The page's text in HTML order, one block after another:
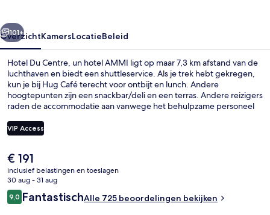
Volgende
101+
OverzichtKamersLocatieBeleid
Hotel Du Centre, un hotel AMMI ligt op maar 7,3 km afstand van de
luchthaven en biedt een shuttleservice. Als je trek hebt gekregen,
kun je bij Hug Café terecht voor ontbijt en lunch. Andere
hoogtepunten zijn een snackbar/deli en een terras. Andere reizigers
raden de accommodatie aan vanwege het behulpzame personeel
het is 3 minuten lopen naar Station Jean Médecin en 3 minuten naar
Station Gare Thiers.
VIP Access
De
huidige
prijs
is
€ 191
€ 191
inclusief belastingen en toeslagen
30 aug - 31 aug
Beoordelingen
9,09,0 op 10 –
FantastischAlle 725 beoordelingen bekijken